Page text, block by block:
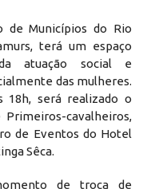
de Municípios do Rio
terá um espaço
atuação social e
das mulheres.
18h, será realizado o
cavalheiros,
de Eventos do Hotel
Sêca.
de troca de